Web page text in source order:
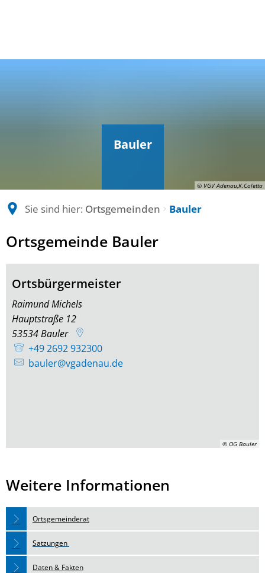
© VGV Adenau,K.Coletta
Bauler
Sie sind hier: Ortsgemeinden Bauler
Bauler
Ortsgemeinde Bauler
Ortsbürgermeister
Raimund Michels
Hauptstraße 12
53534Bauler
+49 2692 932300
bauler@vgadenau.de
© OG Bauler
Weitere Informationen
Ortsgemeinderat
Satzungen
Daten & Fakten